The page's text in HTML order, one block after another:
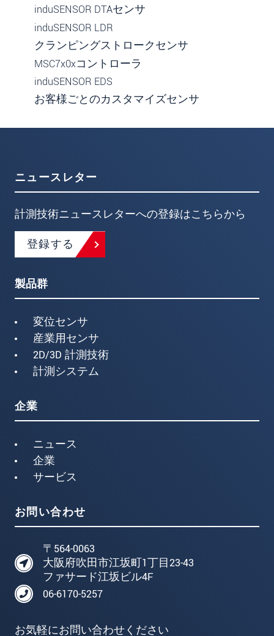
induSENSOR DTAセンサ
induSENSOR LDR
クランピングストロークセンサ
MSC7x0xコントローラ
induSENSOR EDS
お客様ごとのカスタマイズセンサ
ニュースレター
計測技術ニュースレターへの登録はこちらから
登録する
製品群
変位センサ
産業用センサ
2D/3D 計測技術
計測システム
企業
ニュース
企業
サービス
お問い合わせ
〒564-0063
大阪府吹田市江坂町1丁目23-43
ファサード江坂ビル4F
06-6170-5257
お気軽にお問い合わせください